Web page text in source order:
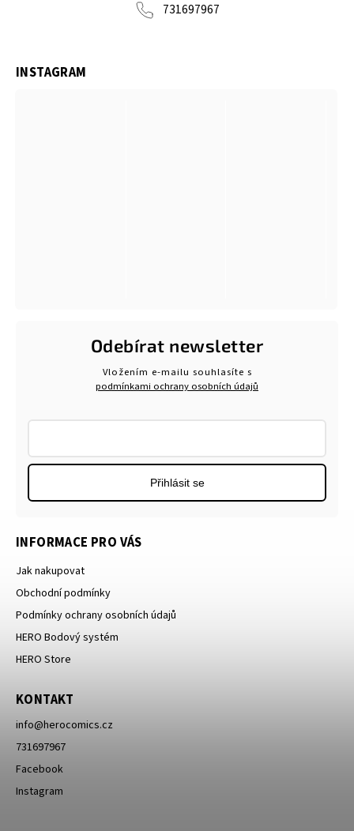
731697967
INFORMACE PRO VÁS
Jak nakupovat
Obchodní podmínky
Podmínky ochrany osobních údajů
HERO Bodový systém
HERO Store
KONTAKT
info@herocomics.cz
731697967
Facebook
Instagram
INSTAGRAM
Odebírat newsletter
Vložením e-mailu souhlasíte s
podmínkami ochrany osobních údajů
Přihlásit se